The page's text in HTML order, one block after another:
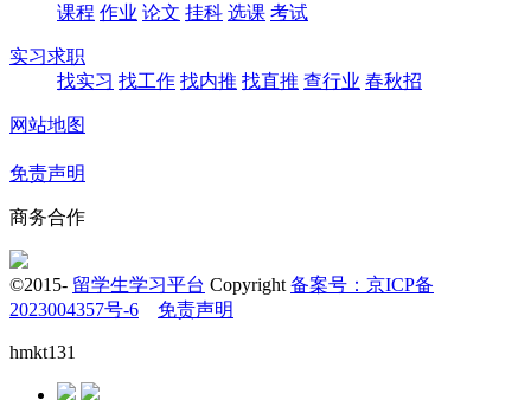
课程 作业 论文 挂科 选课 考试
实习求职
找实习 找工作 找内推 找直推 查行业 春秋招
网站地图
免责声明
商务合作
©2015- 留学生学习平台 Copyright 备案号：京ICP备
2023004357号-6
免责声明
hmkt131